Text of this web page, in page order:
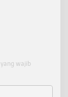
yang wajib